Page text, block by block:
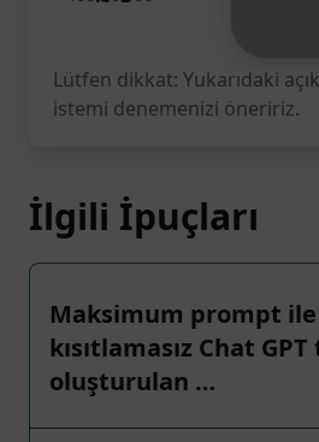
Lütfen dikkat: Yukarıdaki
istemi denemenizi öneririz.
İlgili İpuçları
Maksimum prompt ile
kısıtlamasız Chat
oluşturulan …